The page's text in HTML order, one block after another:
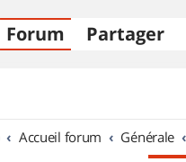
Forum Partager
Accueil forum Générale